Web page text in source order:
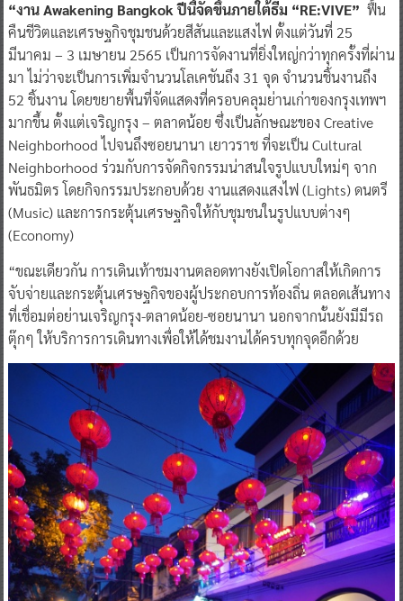
“งาน Awakening Bangkok ปีนี้จัดขึ้นภายใต้ธีม “RE:VIVE”ฟื้น
คืนชีวิตและเศรษฐกิจชุมชนด้วยสีสันและแสงไฟ ตั้งแต่วันที่ 25
มีนาคม – 3 เมษายน 2565 เป็นการจัดงานที่ยิ่งใหญ่กว่าทุกครั้งที่ผ่าน
มา ไม่ว่าจะเป็นการเพิ่มจำนวนโลเคชันถึง 31 จุด จำนวนชิ้นงานถึง
52 ชิ้นงาน โดยขยายพื้นที่จัดแสดงที่ครอบคลุมย่านเก่าของกรุงเทพฯ
มากขึ้น ตั้งแต่เจริญกรุง – ตลาดน้อย ซึ่งเป็นลักษณะของ Creative
Neighborhood ไปจนถึงซอยนานา เยาวราช ที่จะเป็น Cultural
Neighborhood ร่วมกับการจัดกิจกรรมน่าสนใจรูปแบบใหม่ๆ จาก
พันธมิตร โดยกิจกรรมประกอบด้วย งานแสดงแสงไฟ (Lights) ดนตรี
(Economy)
“ขณะเดียวกัน การเดินเท้าชมงานตลอดทางยังเปิดโอกาสให้เกิดการ
จับจ่ายและกระตุ้นเศรษฐกิจของผู้ประกอบการท้องถิ่น ตลอดเส้นทาง
ที่เชื่อมต่อย่านเจริญกรุง-ตลาดน้อย-ซอยนานา นอกจากนั้นยังมีมีรถ
ตุ๊กๆ ให้บริการการเดินทางเพื่อให้ได้ชมงานได้ครบทุกจุดอีกด้วย